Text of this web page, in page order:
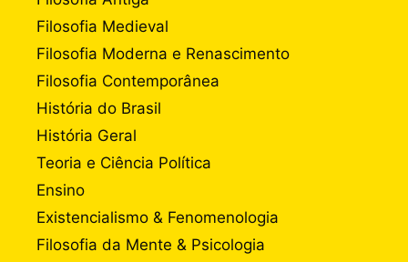
Filosofia Medieval
Filosofia Moderna e Renascimento
Filosofia Contemporânea
História do Brasil
História Geral
Teoria e Ciência Política
Ensino
Existencialismo & Fenomenologia
Filosofia da Mente & Psicologia